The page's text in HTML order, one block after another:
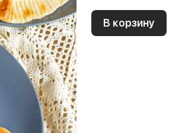
В корзину